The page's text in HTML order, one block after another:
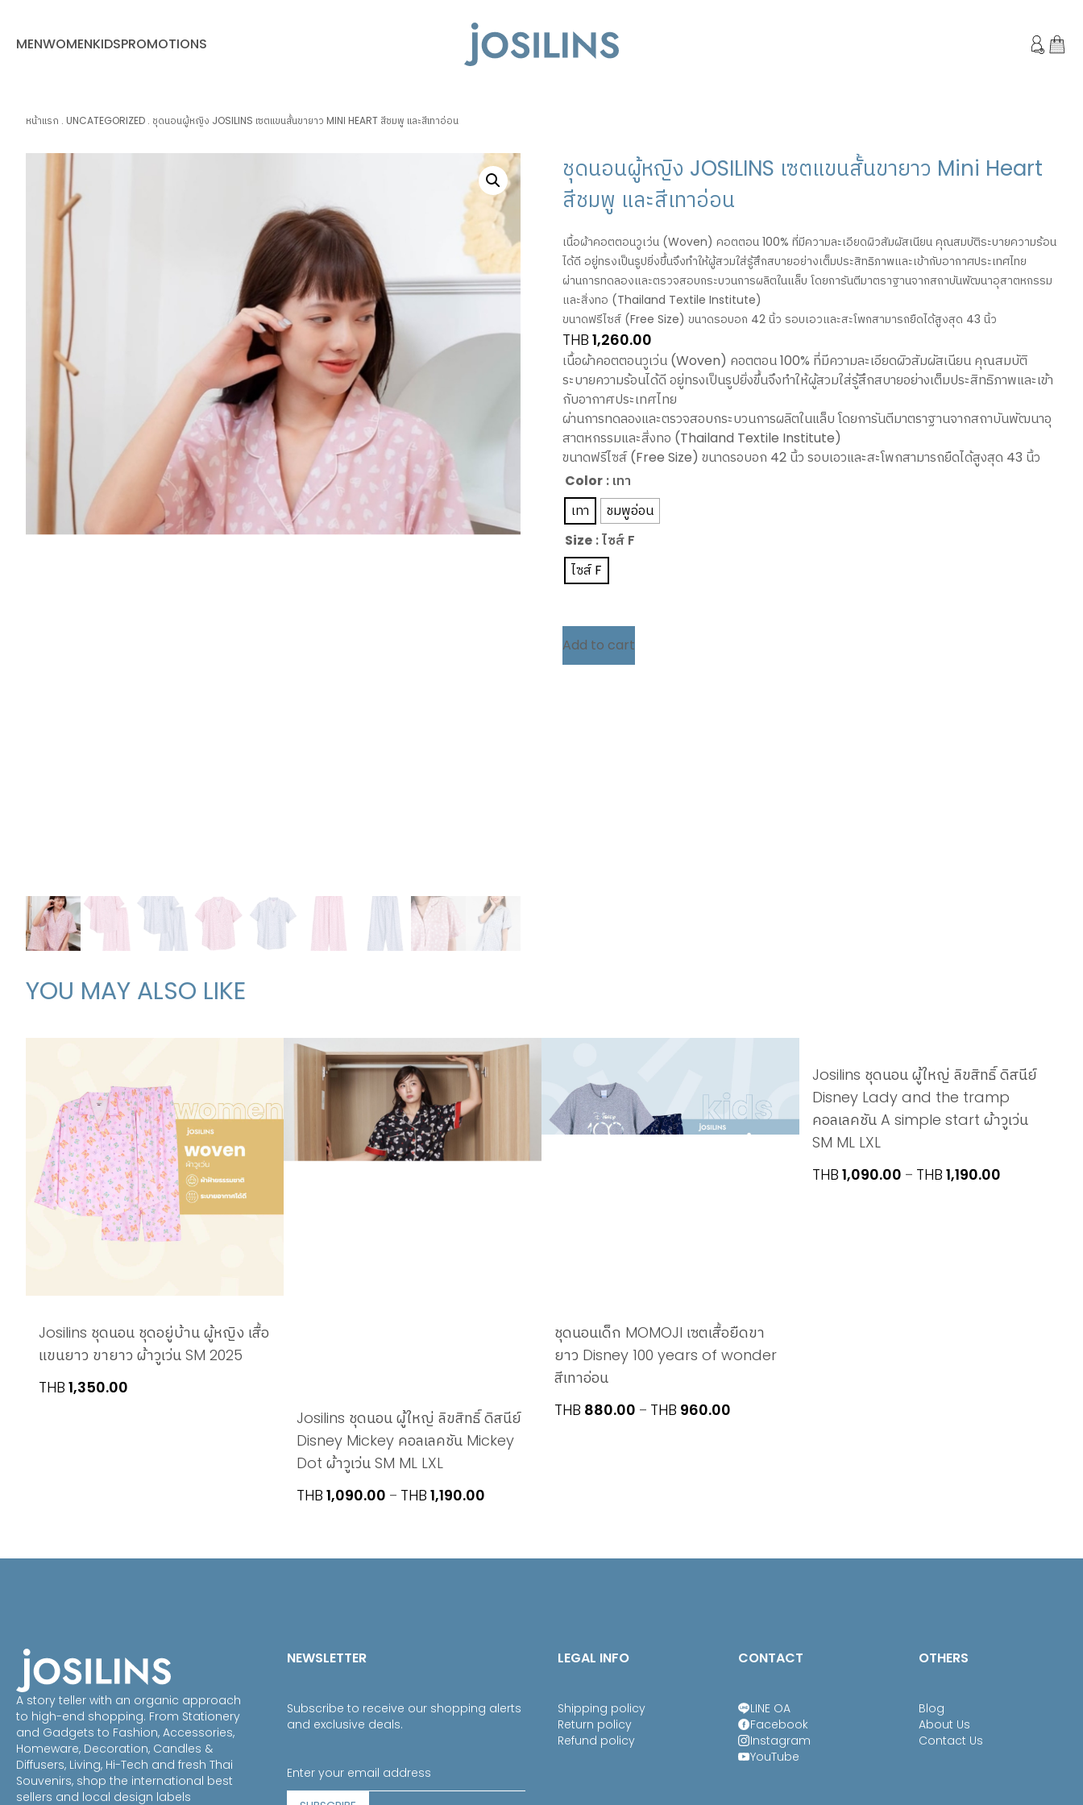
MENWOMENKIDSPROMOTIONS
หน้าแรก . UNCATEGORIZED . ชุดนอนผู้หญิง JOSILINS เซตแขนสั้นขายาว MINI HEART สีชมพู และสีเทาอ่อน
ชุดนอนผู้หญิง JOSILINS เซตแขนสั้นขายาว Mini Heart
สีชมพู และสีเทาอ่อน
เนื้อผ้าคอตตอนวูเว่น (Woven) คอตตอน 100% ที่มีความละเอียดผิวสัมผัสเนียน คุณสมบัติระบายความร้อน
ได้ดี อยู่ทรงเป็นรูปยิ่งขึ้นจึงทำให้ผู้สวมใส่รู้สึกสบายอย่างเต็มประสิทธิภาพและเข้ากับอากาศประเทศไทย
ผ่านการทดลองและตรวจสอบกระบวนการผลิตในแล็บ โดยการันตีมาตราฐานจากสถาบันพัฒนาอุสาตหกรรม
และสิ่งทอ (Thailand Textile Institute)
ขนาดฟรีไซส์ (Free Size) ขนาดรอบอก 42 นิ้ว รอบเอวและสะโพกสามารถยืดได้สูงสุด 43 นิ้ว
THB 1,260.00
เนื้อผ้าคอตตอนวูเว่น (Woven) คอตตอน 100% ที่มีความละเอียดผิวสัมผัสเนียน คุณสมบัติ
ระบายความร้อนได้ดี อยู่ทรงเป็นรูปยิ่งขึ้นจึงทำให้ผู้สวมใส่รู้สึกสบายอย่างเต็มประสิทธิภาพและเข้า
กับอากาศประเทศไทย
ผ่านการทดลองและตรวจสอบกระบวนการผลิตในแล็บ โดยการันตีมาตราฐานจากสถาบันพัฒนาอุ
สาตหกรรมและสิ่งทอ (Thailand Textile Institute)
ขนาดฟรีไซส์ (Free Size) ขนาดรอบอก 42 นิ้ว รอบเอวและสะโพกสามารถยืดได้สูงสุด 43 นิ้ว
Color : เทา
เทา
ชมพูอ่อน
Size : ไซส์ F
ไซส์ F
Add to cart
YOU MAY ALSO LIKE
Josilins ชุดนอน ชุดอยู่บ้าน ผู้หญิง เสื้อ
แขนยาว ขายาว ผ้าวูเว่น SM 2025
THB 1,350.00
Josilins ชุดนอน ผู้ใหญ่ ลิขสิทธิ์ ดิสนีย์
Disney Mickey คอลเลคชัน Mickey
Dot ผ้าวูเว่น SM ML LXL
THB 1,090.00 – THB 1,190.00
ชุดนอนเด็ก MOMOJI เซตเสื้อยืดขา
ยาว Disney 100 years of wonder
สีเทาอ่อน
THB 880.00 – THB 960.00
Josilins ชุดนอน ผู้ใหญ่ ลิขสิทธิ์ ดิสนีย์
Disney Lady and the tramp
คอลเลคชัน A simple start ผ้าวูเว่น
SM ML LXL
THB 1,090.00 – THB 1,190.00
A story teller with an organic approach
to high-end shopping. From Stationery
and Gadgets to Fashion, Accessories,
Homeware, Decoration, Candles &
Diffusers, Living, Hi-Tech and fresh Thai
Souvenirs, shop the international best
sellers and local design labels
NEWSLETTER
Subscribe to receive our shopping alerts
and exclusive deals.
LEGAL INFO
Shipping policy
Return policy
Refund policy
CONTACT
LINE OA
Facebook
Instagram
YouTube
OTHERS
Blog
About Us
Contact Us